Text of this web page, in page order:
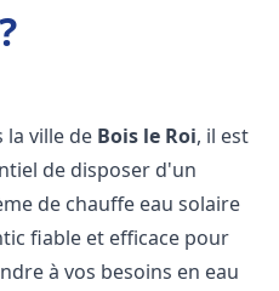
?
la ville de Bois le Roi, il est
de disposer d'un
de chauffe eau solaire
fiable et efficace pour
à vos besoins en eau